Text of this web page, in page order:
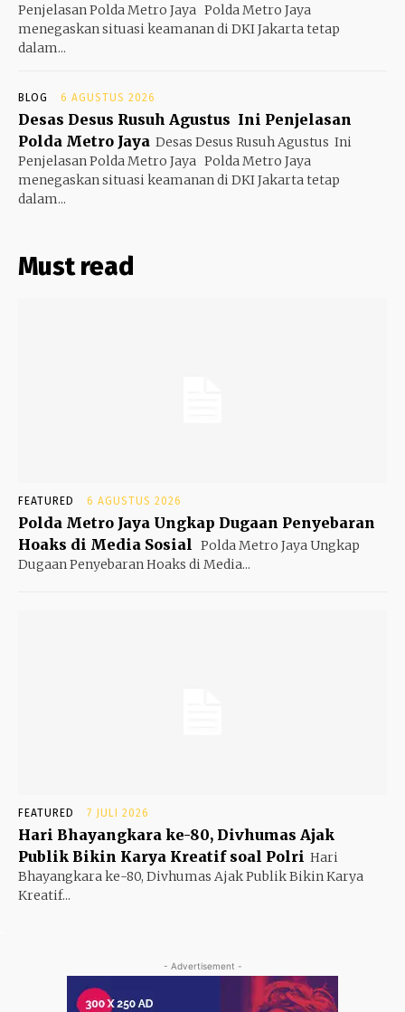
Penjelasan Polda Metro Jaya Polda Metro Jaya
menegaskan situasi keamanan di DKI Jakarta tetap
dalam...
BLOG 6 AGUSTUS 2026
Desas Desus Rusuh Agustus Ini Penjelasan
Polda Metro Jaya Desas Desus Rusuh Agustus Ini
Penjelasan Polda Metro Jaya Polda Metro Jaya
menegaskan situasi keamanan di DKI Jakarta tetap
dalam...
Must read
FEATURED 6 AGUSTUS 2026
Polda Metro Jaya Ungkap Dugaan Penyebaran
Hoaks di Media Sosial
Polda Metro Jaya Ungkap
Dugaan Penyebaran Hoaks di Media...
FEATURED 7 JULI 2026
Hari Bhayangkara ke-80, Divhumas Ajak
Publik Bikin Karya Kreatif soal Polri Hari
Bhayangkara ke-80, Divhumas Ajak Publik Bikin Karya
Kreatif...
- Advertisement -